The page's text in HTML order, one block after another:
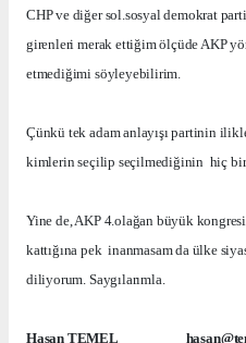
CHP ve diğer sol.sosyal demokrat
girenleri merak ettiğim ölçüde AKP
etmediğimi söyleyebilirim.
Çünkü tek adam anlayışı partinin
kimlerin seçilip seçilmediğinin hiç bir
Yine de, AKP 4.olağan büyük
kattığına pek inanmasam da ülke
diliyorum. Saygılarımla.
Hasan TEMEL